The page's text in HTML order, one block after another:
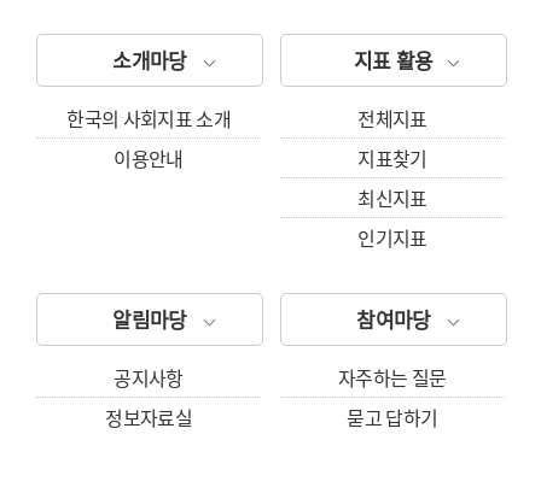
소개마당
한국의 사회지표 소개
이용안내
지표 활용
전체지표
지표찾기
최신지표
인기지표
알림마당
공지사항
정보자료실
참여마당
자주하는 질문
묻고 답하기